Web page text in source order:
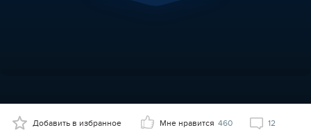
Добавить в избранное Мне нравится 460 12